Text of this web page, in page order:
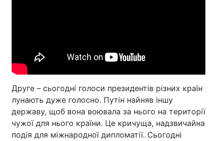
Друге – сьогодні голоси президентів різних країн
лунають дуже голосно. Путін найняв іншу
державу, щоб вона воювала за нього на території
чужої для нього країни. Це кричуща, надзвичайна
подія для міжнародної дипломатії. Сьогодні